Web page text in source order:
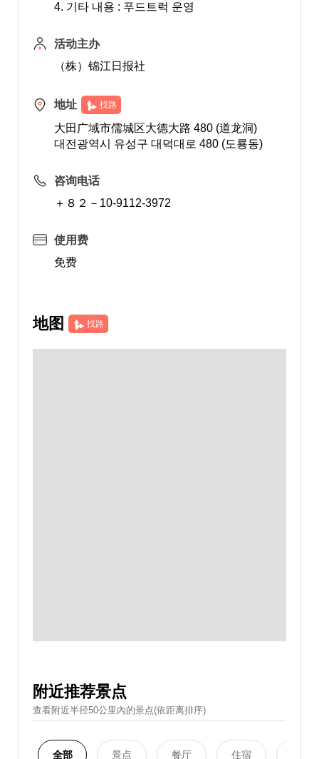
4. 기타 내용 : 푸드트럭 운영
活动主办
（株）锦江日报社
地址 找路
大田广域市儒城区大德大路 480 (道龙洞)
대전광역시 유성구 대덕대로 480 (도룡동)
咨询电话
＋８２－10-9112-3972
使用费
免费
地图 找路
附近推荐景点
查看附近半径50公里內的景点(依距离排序)
全部 景点 餐厅 住宿